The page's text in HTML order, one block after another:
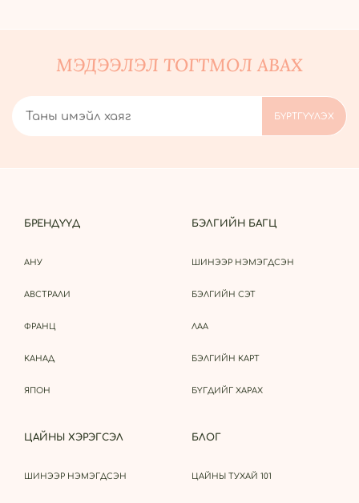
МЭДЭЭЛЭЛ ТОГТМОЛ АВАХ
БРЕНДҮҮД
АНУ
АВСТРАЛИ
ФРАНЦ
КАНАД
ЯПОН
БЭЛГИЙН БАГЦ
ШИНЭЭР НЭМЭГДСЭН
БЭЛГИЙН СЭТ
ЛАА
БЭЛГИЙН КАРТ
БҮГДИЙГ ХАРАХ
ЦАЙНЫ ХЭРЭГСЭЛ
ШИНЭЭР НЭМЭГДСЭН
БЛОГ
ЦАЙНЫ ТУХАЙ 101